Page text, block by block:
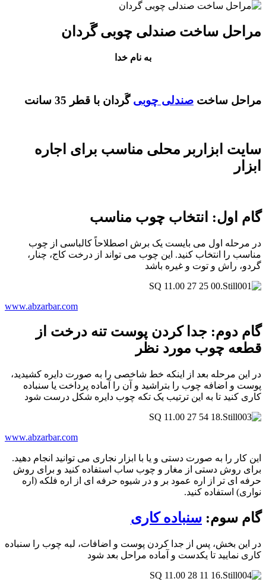
مراحل ساخت صندلی چوبی گَردان
به نام خدا
مراحل ساخت صندلی چوبی گَردان با قطر 35 سانت
سایت ابزاربر محلی مناسب برای اجاره
ابزار
گام اول: انتخاب چوب مناسب
در مرحله اول می بایست یک برش اصطلاحاً کالباسی از چوب
مناسب را انتخاب کنید. این چوب می تواند از درخت کاج، چنار،
گردو، راش و توت و غیره باشد
www.abzarbar.com
گام دوم: جدا کردن پوست تنه درخت از
قطعه چوب مورد نظر
در این مرحله بعد از اینکه خط شاخصی را به صورت دایره کشیدید،
پوست و اضافه چوب را بتراشید و آن را آماده پرداخت یا سنباده
کاری کنید تا به این ترتیب یک تکه چوب دایره شکل درست شود
www.abzarbar.com
این کار را به صورت دستی و یا با ابزار نجاری می توانید انجام دهید.
برای روش دستی از مغار و چوب ساب استفاده کنید و برای روش
حرفه ای تر از اره عمود بر و در شیوه حرفه ای از اره فلکه (اره
نواری) استفاده کنید.
گام سوم: سنباده کاری
در این بخش، پس از جدا کردن پوست و اضافات، لبه چوب را سنباده
کاری نمایید تا یکدست و آماده مراحل بعد شود